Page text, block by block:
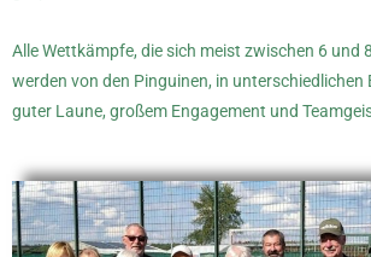
Alle Wettkämpfe, die sich meist zwischen 6 und
werden von den Pinguinen, in unterschiedlichen
guter Laune, großem Engagement und